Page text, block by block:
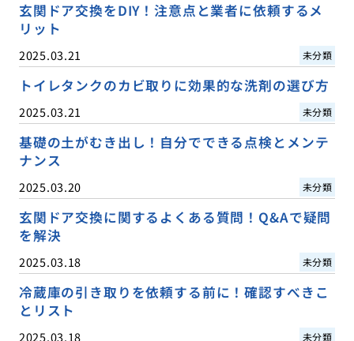
玄関ドア交換をDIY！注意点と業者に依頼するメ
リット
2025.03.21 未分類
トイレタンクのカビ取りに効果的な洗剤の選び方
2025.03.21 未分類
基礎の土がむき出し！自分でできる点検とメンテ
ナンス
2025.03.20 未分類
玄関ドア交換に関するよくある質問！Q&Aで疑問
を解決
2025.03.18 未分類
冷蔵庫の引き取りを依頼する前に！確認すべきこ
とリスト
2025.03.18 未分類